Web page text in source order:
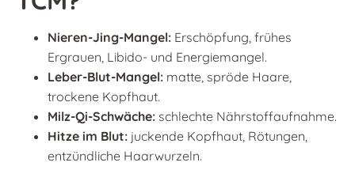
Nieren-Jing-Mangel: Erschöpfung, frühes
Ergrauen, Libido- und Energiemangel.
Leber-Blut-Mangel: matte, spröde Haare,
trockene Kopfhaut.
Milz-Qi-Schwäche: schlechte Nährstoffaufnahme.
Hitze im Blut: juckende Kopfhaut, Rötungen,
entzündliche Haarwurzeln.